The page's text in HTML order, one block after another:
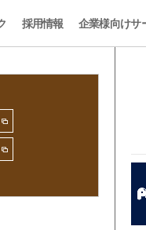
採用情報 企業様向けサ